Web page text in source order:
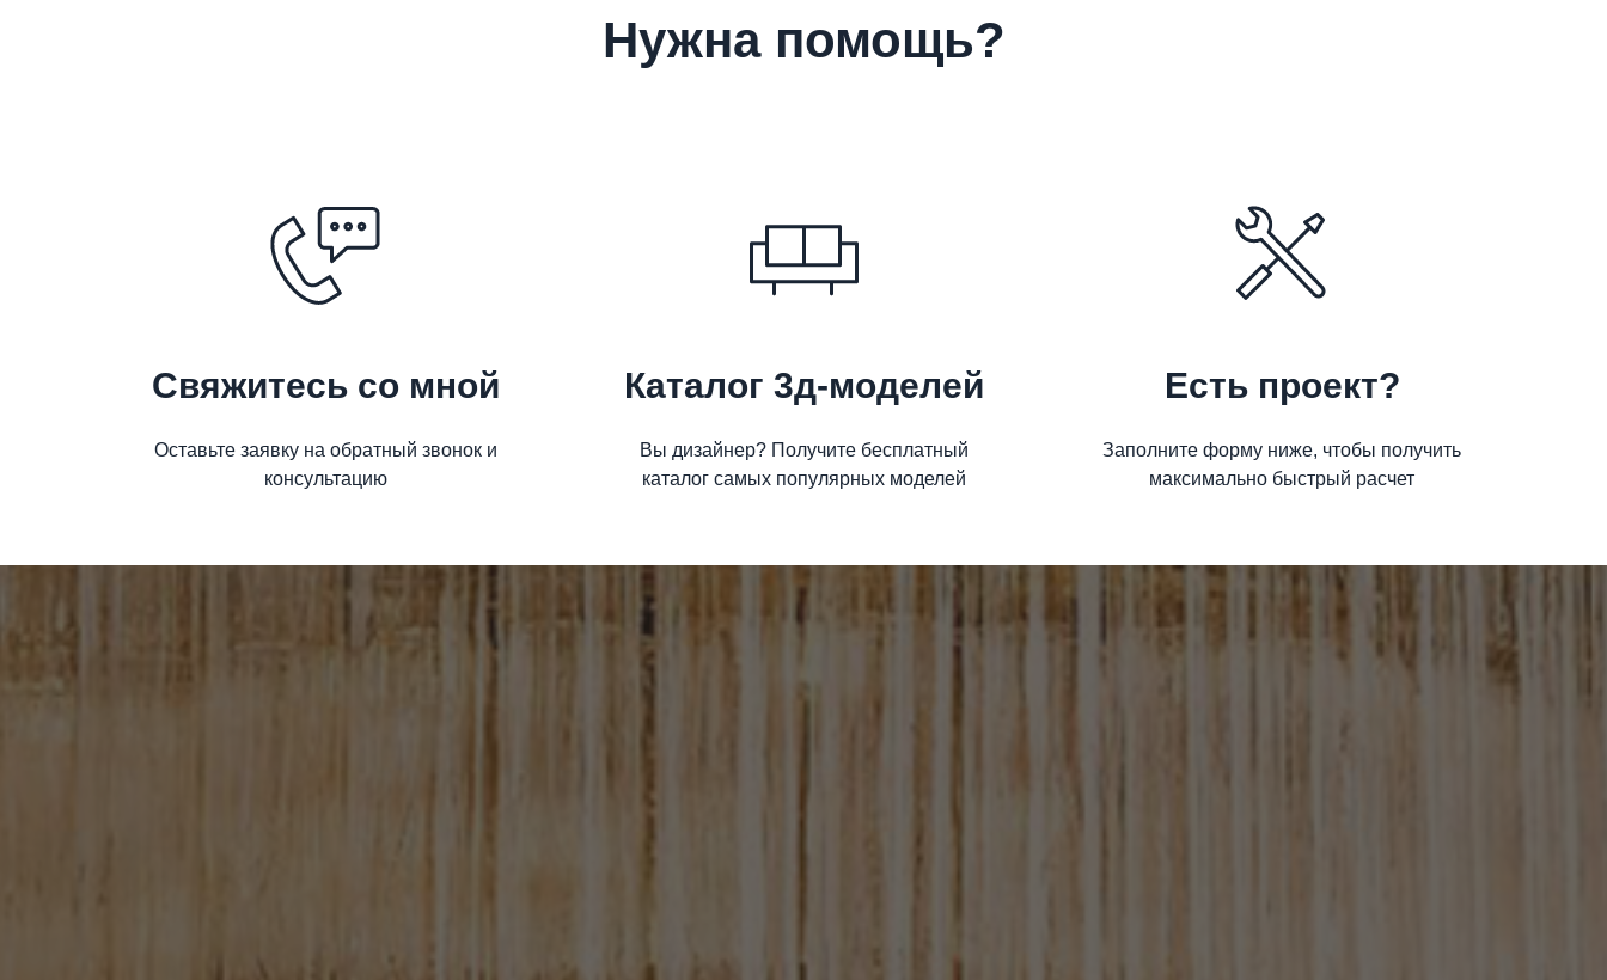
Нужна помощь?
Свяжитесь со мной
Оставьте заявку на обратный звонок и
консультацию
Каталог 3д-моделей
Вы дизайнер? Получите бесплатный
каталог самых популярных моделей
Есть проект?
Заполните форму ниже, чтобы получить
максимально быстрый расчет